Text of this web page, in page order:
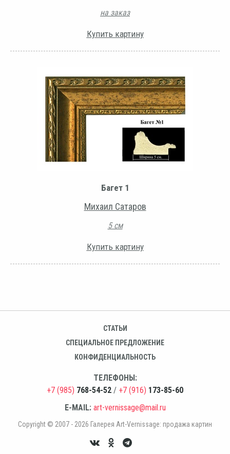
на заказ
Купить картину
Багет 1
Михаил Сатаров
5 см
Купить картину
СТАТЬИ
СПЕЦИАЛЬНОЕ ПРЕДЛОЖЕНИЕ
КОНФИДЕНЦИАЛЬНОСТЬ
ТЕЛЕФОНЫ:
+7 (985) 768-54-52 / +7 (916) 173-85-60
E-MAIL: art-vernissage@mail.ru
Copyright © 2007 - 2026 Галерея Art-Vernissage: продажа картин